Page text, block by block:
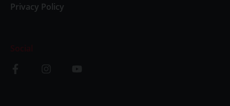
Privacy Policy
Social